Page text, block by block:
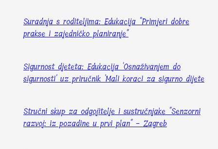
Suradnja s roditeljima: Edukacija "Primjeri dobre
prakse i zajedničko planiranje"
Sigurnost djeteta: Edukacija 'Osnaživanjem do
sigurnosti' uz priručnik 'Mali koraci za sigurno dijete
Stručni skup za odgojitelje i sustručnjake "Senzorni
razvoj: iz pozadine u prvi plan" - Zagreb